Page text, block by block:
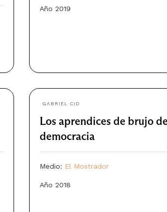
Año 2019
GABRIEL CID
Los aprendices de brujo
democracia
Medio: El Mostrador
Año 2018